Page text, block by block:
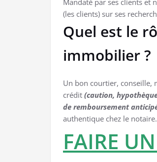
(les clients) sur ses
Quel est le
immobilier ?
Un bon courtier, conseille,
crédit (caution,
de remboursement
authentique chez le notaire.
FAIRE